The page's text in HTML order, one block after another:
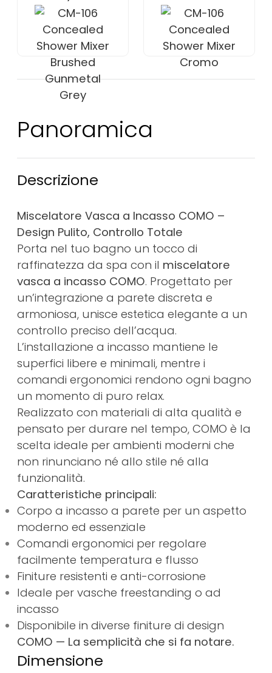
Panoramica
Descrizione
Miscelatore Vasca a Incasso COMO –
Design Pulito, Controllo Totale
Porta nel tuo bagno un tocco di
raffinatezza da spa con il miscelatore
vasca a incasso COMO. Progettato per
un’integrazione a parete discreta e
armoniosa, unisce estetica elegante a un
controllo preciso dell’acqua.
L’installazione a incasso mantiene le
superfici libere e minimali, mentre i
comandi ergonomici rendono ogni bagno
un momento di puro relax.
Realizzato con materiali di alta qualità e
pensato per durare nel tempo, COMO è la
scelta ideale per ambienti moderni che
non rinunciano né allo stile né alla
funzionalità.
Caratteristiche principali:
Corpo a incasso a parete per un aspetto
moderno ed essenziale
Comandi ergonomici per regolare
facilmente temperatura e flusso
Finiture resistenti e anti-corrosione
Ideale per vasche freestanding o ad
incasso
Disponibile in diverse finiture di design
COMO — La semplicità che si fa notare.
Dimensione